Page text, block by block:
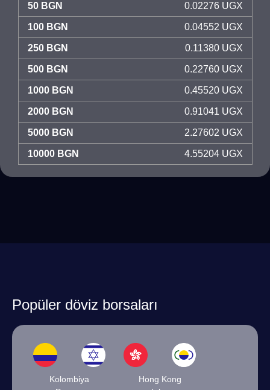
50 BGN 0.02276 UGX
100 BGN 0.04552 UGX
250 BGN 0.11380 UGX
500 BGN 0.22760 UGX
1000 BGN 0.45520 UGX
2000 BGN 0.91041 UGX
5000 BGN 2.27602 UGX
10000 BGN 4.55204 UGX
Popüler döviz borsaları
Kolombiya
Hong Kong